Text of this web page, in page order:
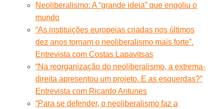
Neoliberalismo: A “grande ideia” que engoliu o
mundo
“As instituições europeias criadas nos últimos
dez anos tornam o neoliberalismo mais forte”.
Entrevista com Costas Lapavitsas
“Na reorganização do neoliberalismo, a extrema-
direita apresentou um projeto. E as esquerdas?”
Entrevista com Ricardo Antunes
“Para se defender, o neoliberalismo faz a